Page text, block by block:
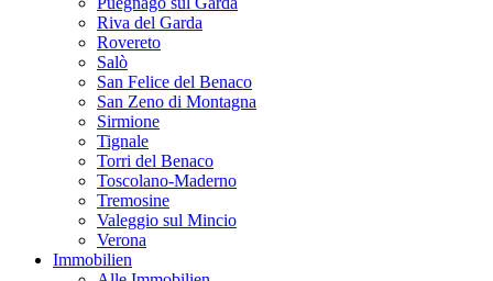
Riva del Garda
Rovereto
Salò
San Felice del Benaco
San Zeno di Montagna
Sirmione
Tignale
Torri del Benaco
Toscolano-Maderno
Tremosine
Valeggio sul Mincio
Verona
Immobilien